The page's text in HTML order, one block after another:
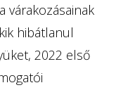
várakozásainak
hibátlanul
2022 első